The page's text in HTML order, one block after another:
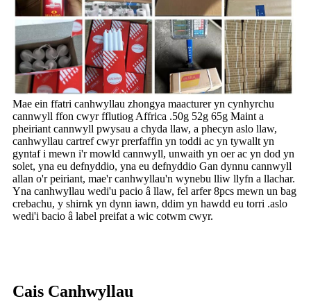
Mae ein ffatri canhwyllau zhongya maacturer yn cynhyrchu
cannwyll ffon cwyr fflutiog Affrica .50g 52g 65g Maint a
pheiriant cannwyll pwysau a chyda llaw, a phecyn aslo llaw,
canhwyllau cartref cwyr prerfaffin yn toddi ac yn tywallt yn
gyntaf i mewn i'r mowld cannwyll, unwaith yn oer ac yn dod yn
solet, yna eu defnyddio, yna eu defnyddio Gan dynnu cannwyll
allan o'r peiriant, mae'r canhwyllau'n wynebu lliw llyfn a llachar.
Yna canhwyllau wedi'u pacio â llaw, fel arfer 8pcs mewn un bag
crebachu, y shirnk yn dynn iawn, ddim yn hawdd eu torri .aslo
wedi'i bacio â label preifat a wic cotwm cwyr.
Cais Canhwyllau